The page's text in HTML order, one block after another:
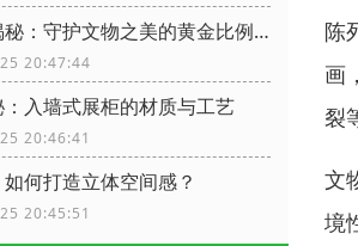
博物馆展柜尺寸揭秘：守护文物之美的黄金比例！
20:47:44
入墙式展柜的材质与工艺
20:46:41
何打造立体空间感？
20:45:51
陈
画
裂
文
境